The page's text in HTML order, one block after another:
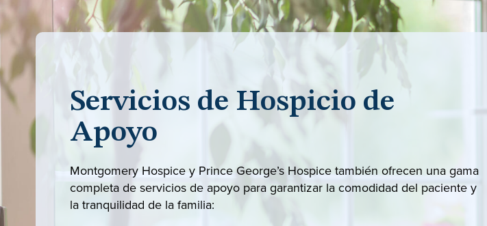
Servicios de Hospicio de
Apoyo
Montgomery Hospice y Prince George’s Hospice también ofrecen una gama
completa de servicios de apoyo para garantizar la comodidad del paciente y
la tranquilidad de la familia: